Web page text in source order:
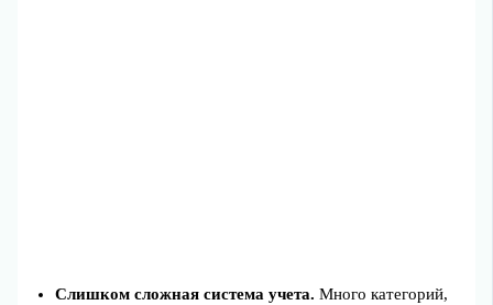
Слишком сложная система учета. Много категорий,